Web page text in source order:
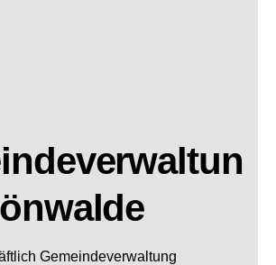
Gemeindeverwaltung